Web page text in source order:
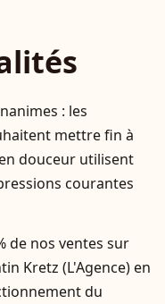
: les
mettre fin à
douceur utilisent
courantes
de nos ventes sur
Kretz (L'Agence) en
du